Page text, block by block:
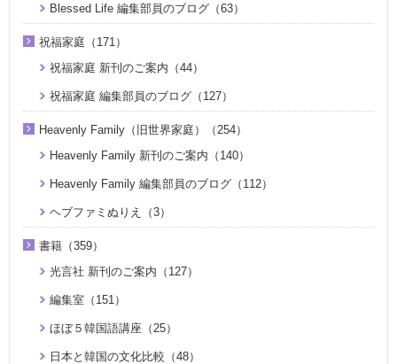
Blessed Life 編集部員のブログ（63）
祝福家庭（171）
祝福家庭 新刊のご案内（44）
祝福家庭 編集部員のブログ（127）
Heavenly Family（旧世界家庭）（254）
Heavenly Family 新刊のご案内（140）
Heavenly Family 編集部員のブログ（112）
ヘブファミぬりえ（3）
書籍（359）
光言社 新刊のご案内（127）
編集室（151）
ほぼ５韓国語講座（25）
日本と韓国の文化比較（48）